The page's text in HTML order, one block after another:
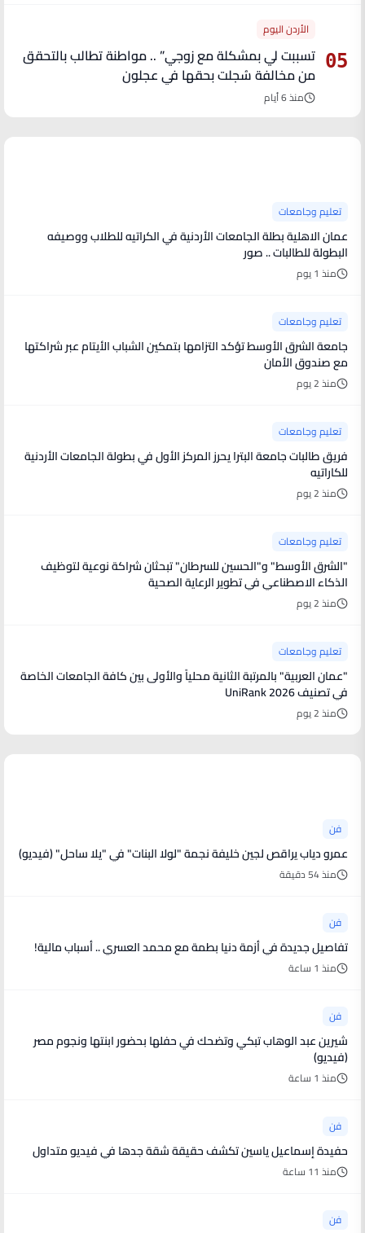
05
الأردن اليوم
تسببت لي بمشكلة مع زوجي” .. مواطنة تطالب بالتحقق
من مخالفة سُجلت بحقها في عجلون
منذ 6 أيام
تعليم وجامعات
عمان الاهلية بطلة الجامعات الأردنية في الكراتيه للطلاب ووصيفه
البطولة للطالبات .. صور
منذ 1 يوم
تعليم وجامعات
جامعة الشرق الأوسط تؤكد التزامها بتمكين الشباب الأيتام عبر شراكتها
مع صندوق الأمان
منذ 2 يوم
تعليم وجامعات
فريق طالبات جامعة البترا يحرز المركز الأول في بطولة الجامعات الأردنية
للكاراتيه
منذ 2 يوم
تعليم وجامعات
"الشرق الأوسط" و"الحسين للسرطان" تبحثان شراكة نوعية لتوظيف
الذكاء الاصطناعي في تطوير الرعاية الصحية
منذ 2 يوم
تعليم وجامعات
"عمان العربية" بالمرتبة الثانية محلياً والأولى بين كافة الجامعات الخاصة
في تصنيف UniRank 2026
منذ 2 يوم
فن
عمرو دياب يراقص لجين خليفة نجمة "لولا البنات" في "يلا ساحل" (فيديو)
منذ 54 دقيقة
فن
تفاصيل جديدة في أزمة دنيا بطمة مع محمد العسري .. أسباب مالية!
منذ 1 ساعة
فن
شيرين عبد الوهاب تبكي وتضحك في حفلها بحضور ابنتها ونجوم مصر
(فيديو)
منذ 1 ساعة
فن
حفيدة إسماعيل ياسين تكشف حقيقة شقة جدها في فيديو متداول
منذ 11 ساعة
فن